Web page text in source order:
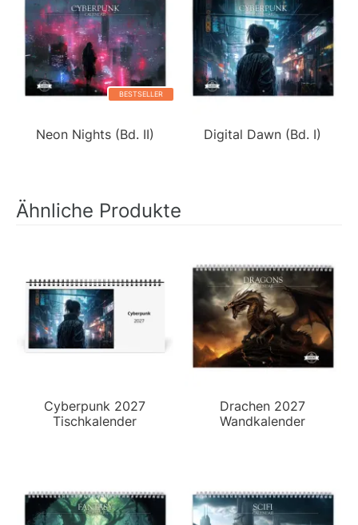
BESTSELLER
Neon Nights (Bd. II) Digital Dawn (Bd. I)
Ähnliche Produkte
Cyberpunk 2027
Tischkalender
Drachen 2027
Wandkalender